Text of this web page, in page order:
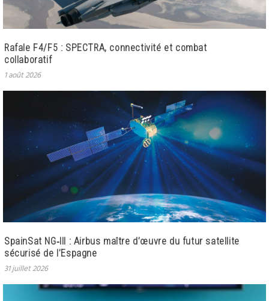
Rafale F4/F5 : SPECTRA, connectivité et combat
collaboratif
1 août 2026
SpainSat NG‑III : Airbus maître d’œuvre du futur satellite
sécurisé de l’Espagne
31 juillet 2026